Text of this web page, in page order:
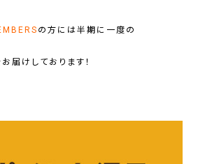
の方には半期に一度の
お届けしております！